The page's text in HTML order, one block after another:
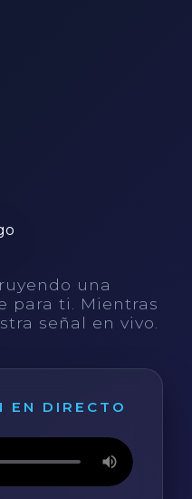
una
para ti. Mientras
señal en vivo.
EN DIRECTO